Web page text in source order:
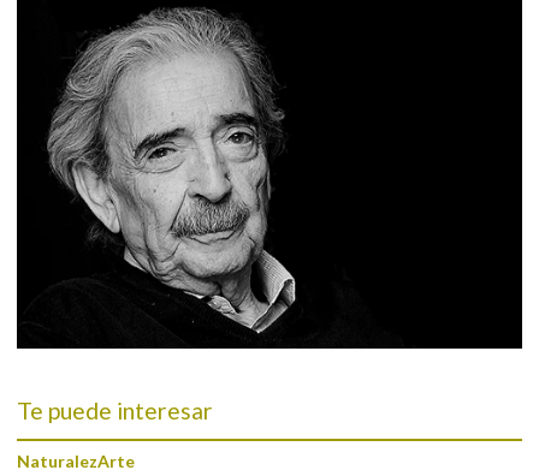
Te puede interesar
NaturalezArte